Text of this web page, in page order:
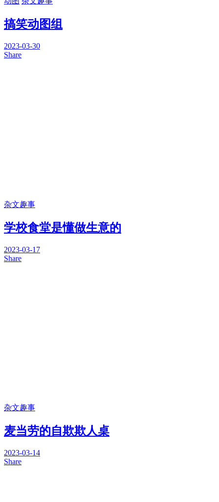
搞笑动图组
2023-03-30
Share
杂文趣事
学校食堂是懂做生意的
2023-03-17
Share
杂文趣事
麦当劳的自欺欺人桌
2023-03-14
Share